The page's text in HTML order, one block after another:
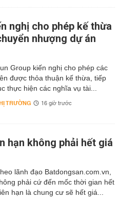
nghị cho phép kế thừa
nhượng dự án
Group kiến nghị cho phép các
được thỏa thuận kế thừa, tiếp
thực hiện các nghĩa vụ tài...
TRƯỜNG 16 giờ trước
hạn không phải hết giá
lãnh đạo Batdongsan.com.vn,
phải cứ đến mốc thời gian hết
hạn là chung cư sẽ hết giá...